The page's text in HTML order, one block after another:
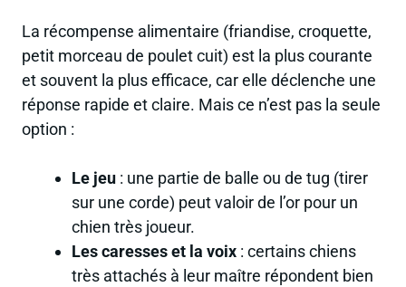
La récompense alimentaire (friandise, croquette,
petit morceau de poulet cuit) est la plus courante
et souvent la plus efficace, car elle déclenche une
réponse rapide et claire. Mais ce n’est pas la seule
option :
Le jeu: une partie de balle ou de tug (tirer
sur une corde) peut valoir de l’or pour un
chien très joueur.
Les caresses et la voix: certains chiens
très attachés à leur maître répondent bien